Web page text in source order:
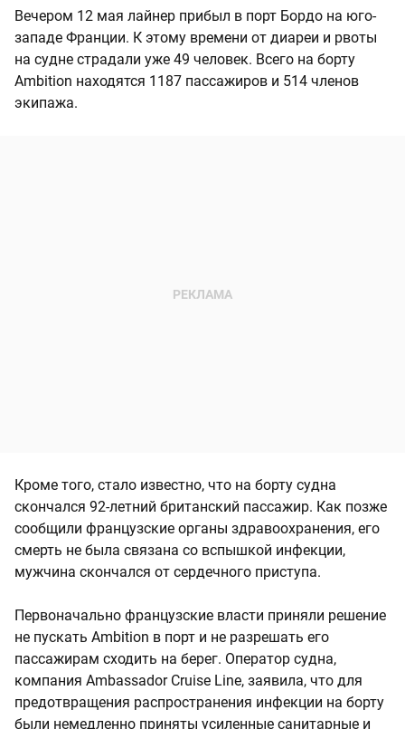
Вечером 12 мая лайнер прибыл в порт Бордо на юго-
западе Франции. К этому времени от диареи и рвоты
на судне страдали уже 49 человек. Всего на борту
Ambition находятся 1187 пассажиров и 514 членов
экипажа.
Кроме того, стало известно, что на борту судна
скончался 92-летний британский пассажир. Как позже
сообщили французские органы здравоохранения, его
смерть не была связана со вспышкой инфекции,
мужчина скончался от сердечного приступа.
Первоначально французские власти приняли решение
не пускать Ambition в порт и не разрешать его
пассажирам сходить на берег. Оператор судна,
компания Ambassador Cruise Line, заявила, что для
предотвращения распространения инфекции на борту
были немедленно приняты усиленные санитарные и